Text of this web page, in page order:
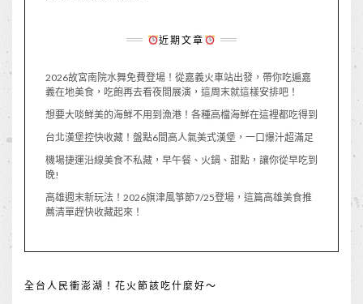
近期文章
2026故宮南院水舞免費登場！從嘉義火車站出發，帶你吃遍嘉
義在地美食，吃飽再去看夜間展演，這周末就這樣安排吧！
想要大啖鮮美的海鮮不用到漁港！各種高檔海鮮在這裡都吃得到
台北漢堡控快收藏！盤點6間高人氣美式漢堡，一口爆汁超滿足
機場捷運沿線美食不私藏，早午餐、火鍋、甜點，讓你從早吃到
晚!
高雄週末新玩法！2026旗津風箏節7/25登場，這篇高雄美食推
薦清單趕快收藏起來！
全台人民衝澎湖！花火節該吃什麼好～